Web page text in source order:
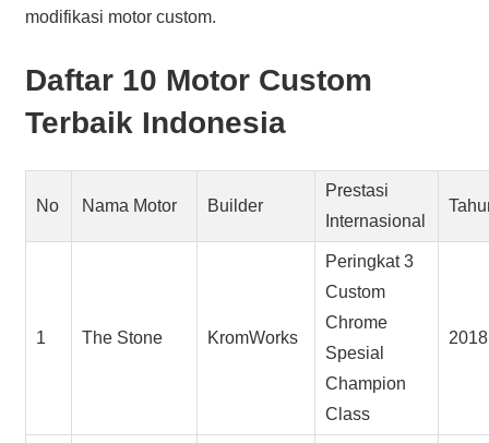
modifikasi motor custom.
Daftar 10 Motor Custom
Terbaik Indonesia
No Nama Motor Builder
Prestasi
Internasional
1 The Stone KromWorks
Peringkat 3
Custom
Chrome
Spesial
Champion
Class
2018